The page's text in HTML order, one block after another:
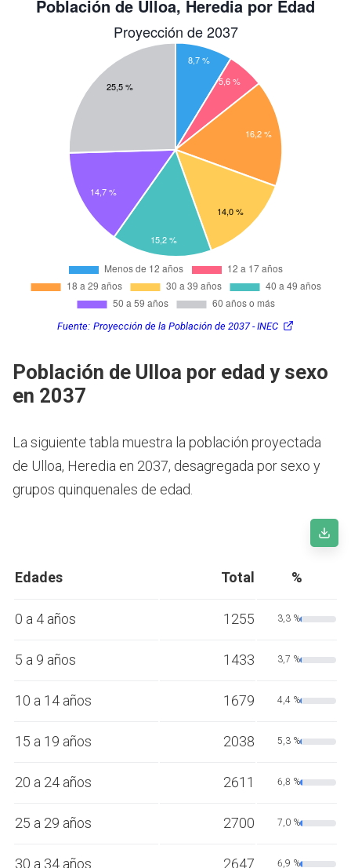
Fuente: Proyección de la Población de 2037 - INEC
Población de Ulloa por edad y sexo
en 2037
La siguiente tabla muestra la población proyectada
de Ulloa, Heredia en 2037, desagregada por sexo y
grupos quinquenales de edad.
Edades Total %
0 a 4 años 1255 3,3 %
5 a 9 años 1433 3,7 %
10 a 14 años 1679 4,4 %
15 a 19 años 2038 5,3 %
20 a 24 años 2611 6,8 %
25 a 29 años 2700 7,0 %
30 a 34 años 2647 6,9 %